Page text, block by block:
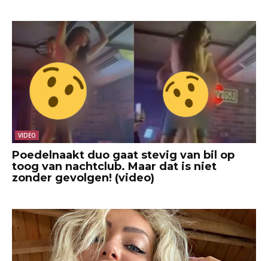
VIDEO
Poedelnaakt duo gaat stevig van bil op
toog van nachtclub. Maar dat is niet
zonder gevolgen! (video)